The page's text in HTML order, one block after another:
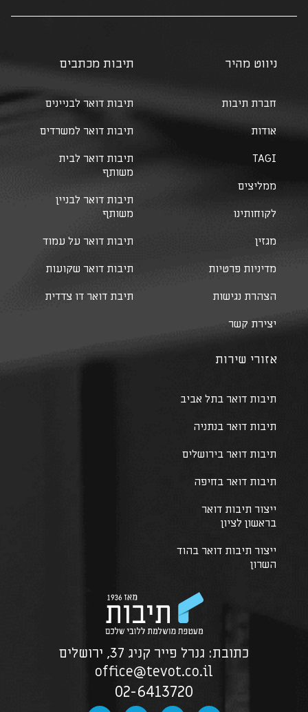
ניווט מהיר
חברת תיבות
אודות
TAGI
ממליצים
לקוחותינו
מגזין
מדיניות פרטיות
הצהרת נגישות
יצירת קשר
תיבות מכתבים
תיבות דואר לבניינים
תיבות דואר למשרדים
תיבות דואר לבית
משותף
תיבות דואר לבניין
משותף
תיבות דואר על עמוד
תיבות דואר שקועות
תיבת דואר דו צדדית
אזורי שירות
תיבות דואר בתל אביב
תיבות דואר בנתניה
תיבות דואר בירושלים
תיבות דואר בחיפה
ייצור תיבות דואר
בראשון לציון
ייצור תיבות דואר בהוד
השרון
כתובת: גנרל פייר קניג 37, ירושלים
office@tevot.co.il
02-6413720